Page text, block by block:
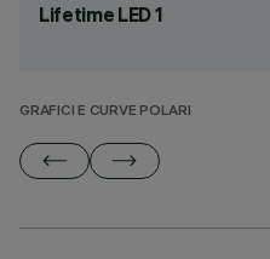
Lifetime LED 1
GRAFICI E CURVE POLARI